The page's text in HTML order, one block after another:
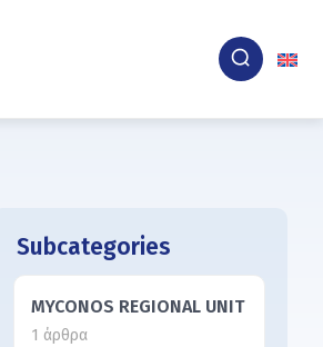
Subcategories
MYCONOS REGIONAL UNIT
1 άρθρα